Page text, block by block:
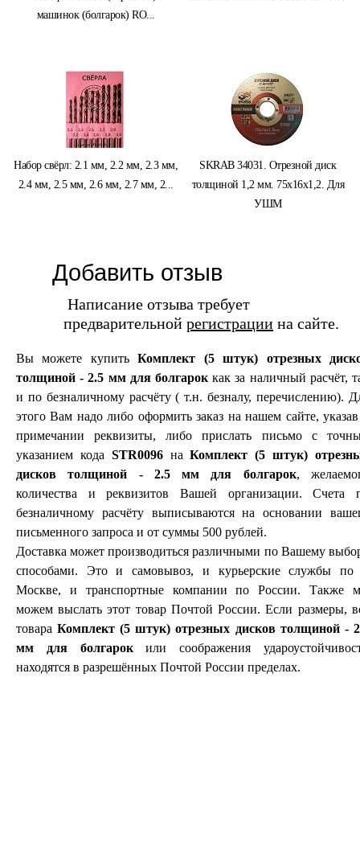
машинок (болгарок) RO...
Набор свёрл: 2.1 мм, 2.2 мм, 2.3 мм,
2.4 мм, 2.5 мм, 2.6 мм, 2.7 мм, 2...
SKRAB 34031. Отрезной диск
толщиной 1,2 мм. 75х16х1,2. Для
УШМ
Добавить отзыв
Написание отзыва требует
предварительной регистрации на сайте.
Вы можете купитьКомплект (5 штук) отрезных
толщиной - 2.5 мм для болгарок как за наличный расчёт,
и по безналичному расчёту ( т.н. безналу, перечислению).
этого Вам надо либо оформить заказ на нашем сайте,
примечании реквизиты, либо прислать письмо с
указанием кода STR0096наКомплект (5 штук)
дисков толщиной - 2.5 мм для болгарок,
количества и реквизитов Вашей организации. Счета
безналичному расчёту выписываются на основании
письменного запроса и от суммы 500 рублей.
Доставка может производиться различными по Вашему
способами. Это и самовывоз, и курьерские службы по
Москве, и транспортные компании по России. Также
можем выслать этот товар Почтой России. Если размеры,
товараКомплект (5 штук) отрезных дисков толщиной -
мм для болгарокили соображения
находятся в разрешённых Почтой России пределах.